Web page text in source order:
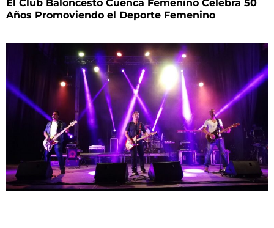
El Club Baloncesto Cuenca Femenino Celebra 50
Años Promoviendo el Deporte Femenino